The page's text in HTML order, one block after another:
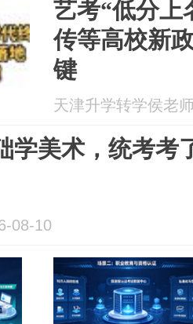
艺考“低分上
传等高校新
键
天津升学转学侯老
学美术，统考考
08-10